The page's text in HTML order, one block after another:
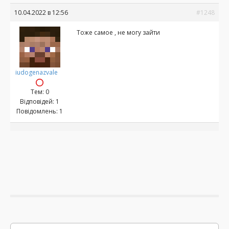
10.04.2022 в 12:56 #1248
iudogenazvale
Тем: 0
Відповідей: 1
Повідомлень: 1
Тоже самое , не могу зайти